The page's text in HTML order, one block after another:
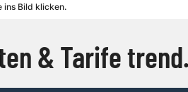
ins Bild klicken.
& Tarife